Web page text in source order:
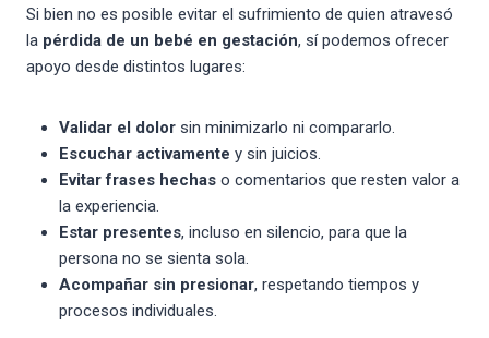
Si bien no es posible evitar el sufrimiento de quien atravesó
la pérdida de un bebé en gestación, sí podemos ofrecer
apoyo desde distintos lugares:
Validar el dolor sin minimizarlo ni compararlo.
Escuchar activamente y sin juicios.
Evitar frases hechas o comentarios que resten valor a
la experiencia.
Estar presentes, incluso en silencio, para que la
persona no se sienta sola.
Acompañar sin presionar, respetando tiempos y
procesos individuales.